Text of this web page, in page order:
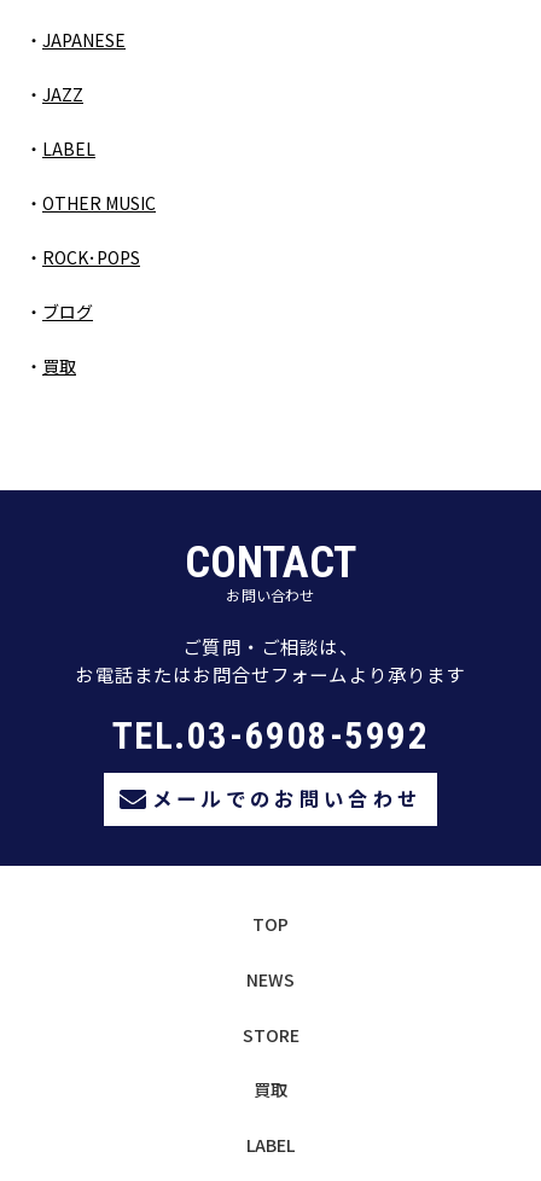
JAPANESE
JAZZ
LABEL
OTHER MUSIC
ROCK･POPS
ブログ
買取
CONTACT
お問い合わせ
ご質問・ご相談は、
お電話またはお問合せフォームより承ります
TEL.03-6908-5992
メールでのお問い合わせ
TOP
NEWS
STORE
買取
LABEL